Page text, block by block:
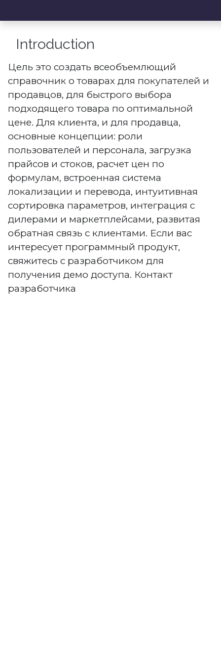
Introduction
Цель это создать всеобъемлющий
справочник о товарах для покупателей и
продавцов, для быстрого выбора
подходящего товара по оптимальной
цене. Для клиента, и для продавца,
основные концепции: роли
пользователей и персонала, загрузка
прайсов и стоков, расчет цен по
формулам, встроенная система
локализации и перевода, интуитивная
сортировка параметров, интеграция с
дилерами и маркетплейсами, развитая
обратная связь с клиентами. Если вас
интересует программный продукт,
свяжитесь с разработчиком для
получения демо доступа. Контакт
разработчика